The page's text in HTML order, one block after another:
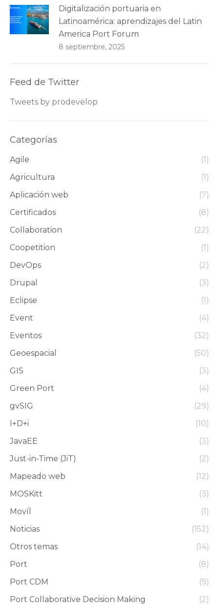
Digitalización portuaria en
Latinoamérica: aprendizajes del Latin
America Port Forum
8 septiembre, 2025
Feed de Twitter
Tweets by prodevelop
Categorías
Agile
(1)
Agricultura
(1)
Aplicación web
(7)
Certificados
(8)
Collaboration
(22)
Coopetition
(1)
DevOps
(2)
Drupal
(3)
Eclipse
(1)
Event
(4)
Eventos
(32)
Geoespacial
(50)
GIS
(3)
Green Port
(4)
gvSIG
(29)
I+D+i
(10)
JavaEE
(3)
Just-in-Time (JiT)
(2)
Mapeado web
(12)
MOSKitt
(3)
Movíl
(1)
Noticias
(152)
Otros temas
(14)
Port
(8)
Port CDM
(9)
Port Collaborative Decision Making
(2)